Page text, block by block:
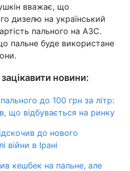
вважає, що
дизелю на український
пального на АЗС.
пальне буде використане
новини:
до 100 грн за літр:
що відбувається на ринку
до нового
війни в Ірані
кешбек на пальне, але